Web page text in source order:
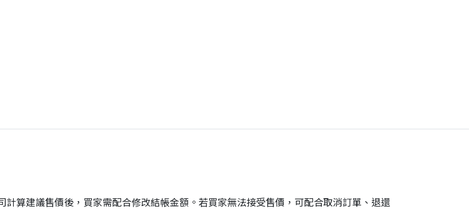
算建議售價後，買家需配合修改結帳金額。若買家無法接受售價，可配合取消訂單、退還